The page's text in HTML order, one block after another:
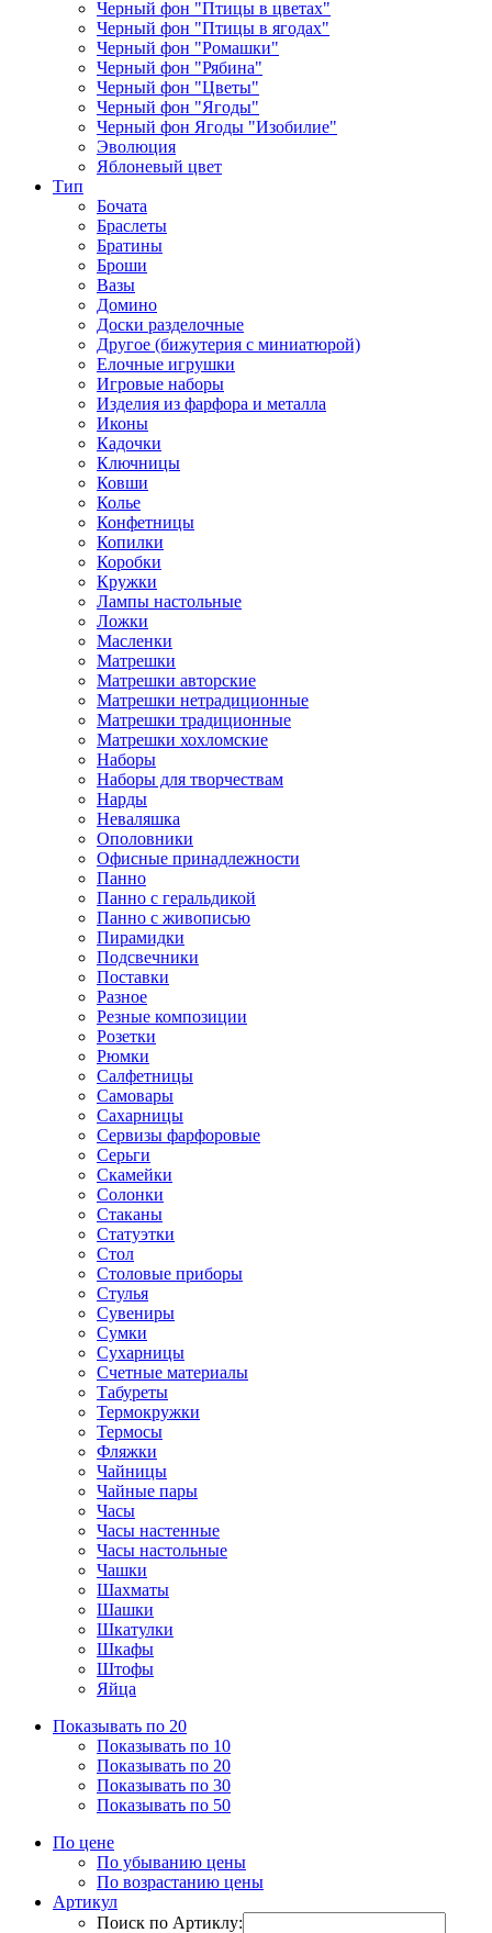
Черный фон "Птицы в цветах"
Черный фон "Птицы в ягодах"
Черный фон "Ромашки"
Черный фон "Рябина"
Черный фон "Цветы"
Черный фон "Ягоды"
Черный фон Ягоды "Изобилие"
Эволюция
Яблоневый цвет
Тип
Бочата
Браслеты
Братины
Броши
Вазы
Домино
Доски разделочные
Другое (бижутерия с миниатюрой)
Елочные игрушки
Игровые наборы
Изделия из фарфора и металла
Иконы
Кадочки
Ключницы
Ковши
Колье
Конфетницы
Копилки
Коробки
Кружки
Лампы настольные
Ложки
Масленки
Матрешки
Матрешки авторские
Матрешки нетрадиционные
Матрешки традиционные
Матрешки хохломские
Наборы
Наборы для творчествам
Нарды
Неваляшка
Ополовники
Офисные принадлежности
Панно
Панно с геральдикой
Панно с живописью
Пирамидки
Подсвечники
Поставки
Разное
Резные композиции
Розетки
Рюмки
Салфетницы
Самовары
Сахарницы
Сервизы фарфоровые
Серьги
Скамейки
Солонки
Стаканы
Статуэтки
Стол
Столовые приборы
Стулья
Сувениры
Сумки
Сухарницы
Счетные материалы
Табуреты
Термокружки
Термосы
Фляжки
Чайницы
Чайные пары
Часы
Часы настенные
Часы настольные
Чашки
Шахматы
Шашки
Шкатулки
Шкафы
Штофы
Яйца
Показывать по 20
Показывать по 10
Показывать по 20
Показывать по 30
Показывать по 50
По цене
По убыванию цены
По возрастанию цены
Артикул
Поиск по Артиклу: